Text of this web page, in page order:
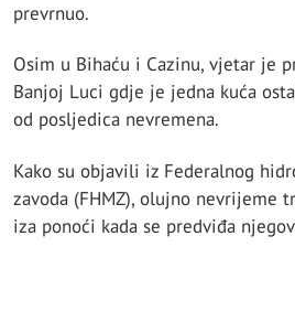
prevrnuo.
Osim u Bihaću i Cazinu, vjetar je
Banjoj Luci gdje je jedna kuća
od posljedica nevremena.
Kako su objavili iz Federalnog
zavoda (FHMZ), olujno nevrijeme
iza ponoći kada se predviđa